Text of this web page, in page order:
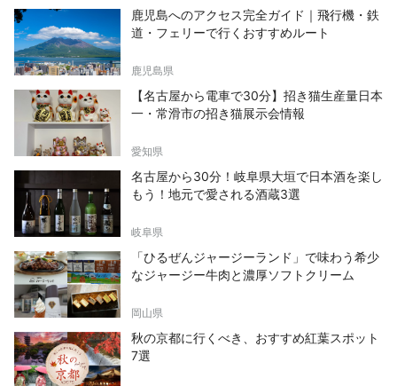
鹿児島へのアクセス完全ガイド｜飛行機・鉄
道・フェリーで行くおすすめルート
鹿児島県
【名古屋から電車で30分】招き猫生産量日本
一・常滑市の招き猫展示会情報
愛知県
名古屋から30分！岐阜県大垣で日本酒を楽し
もう！地元で愛される酒蔵3選
岐阜県
「ひるぜんジャージーランド」で味わう希少
なジャージー牛肉と濃厚ソフトクリーム
岡山県
秋の京都に行くべき、おすすめ紅葉スポット
7選